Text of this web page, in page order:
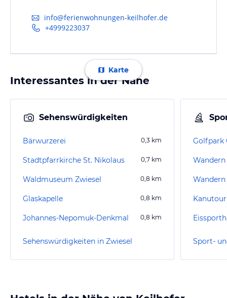
info@ferienwohnungen-keilhofer.de
+4999223037
Karte
Interessantes in der Nähe
Sehenswürdigkeiten
Bärwurzerei 0,3 km
Stadtpfarrkirche St. Nikolaus 0,7 km
Waldmuseum Zwiesel 0,8 km
Glaskapelle 0,8 km
Johannes-Nepomuk-Denkmal 0,8 km
Sehenswürdigkeiten in Zwiesel
Golfpark
Sport-